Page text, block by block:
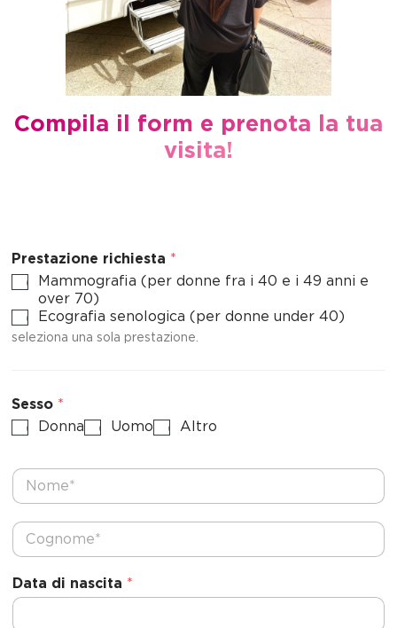
Compila il form e prenota la tua
visita!
Prestazione richiesta *
Mammografia (per donne fra i 40 e i 49 anni e
over 70)
Ecografia senologica (per donne under 40)
seleziona una sola prestazione.
Sesso *
Donna
Uomo Altro
N
m
e
C
g
n
o
Data di nascita *